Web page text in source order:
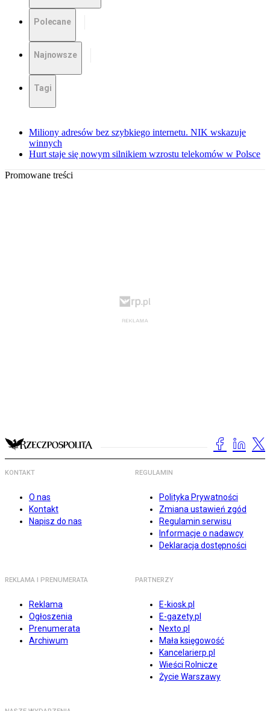
Polecane
Najnowsze
Tagi
Miliony adresów bez szybkiego internetu. NIK wskazuje
winnych
Hurt staje się nowym silnikiem wzrostu telekomów w Polsce
Promowane treści
KONTAKT
O nas
Kontakt
Napisz do nas
REGULAMIN
Polityka Prywatności
Zmiana ustawień zgód
Regulamin serwisu
Informacje o nadawcy
Deklaracja dostępności
REKLAMA I PRENUMERATA
Reklama
Ogłoszenia
Prenumerata
Archiwum
PARTNERZY
E-kiosk.pl
E-gazety.pl
Nexto.pl
Mała księgowość
Kancelarierp.pl
Wieści Rolnicze
Życie Warszawy